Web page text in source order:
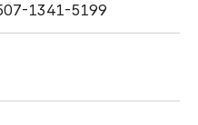
1341-5199